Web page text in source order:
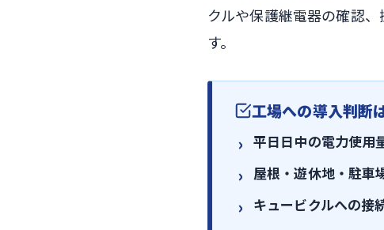
クルや保護継電器の確認
す。
工場への導入判断
平日日中の電力使用
屋根・遊休地・駐車
キュービクルへの接